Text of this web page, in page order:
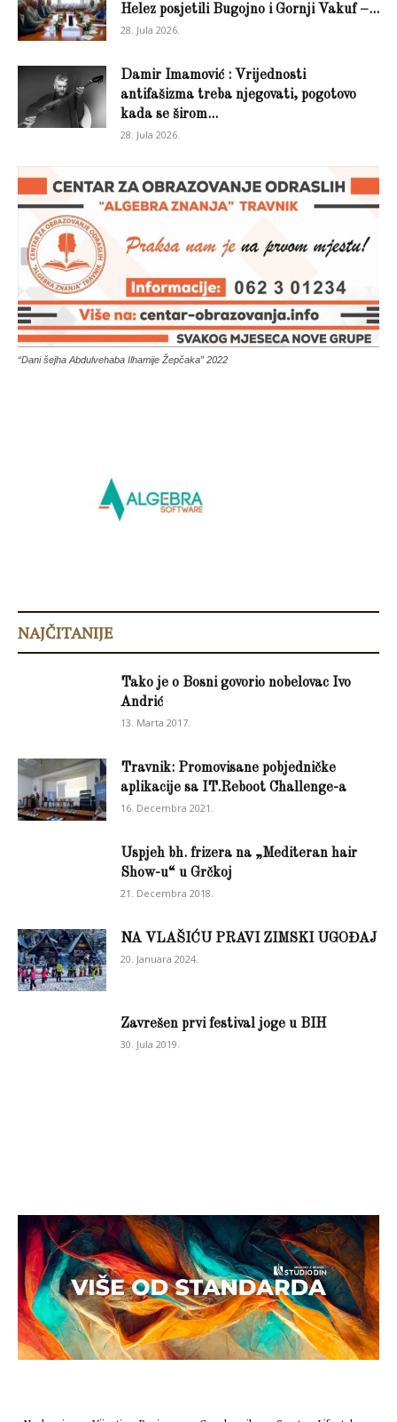
Helez posjetili Bugojno i Gornji Vakuf –...
28. Jula 2026.
Damir Imamović : Vrijednosti
antifašizma treba njegovati, pogotovo
kada se širom...
28. Jula 2026.
“Dani šejha Abdulvehaba Ilhamije Žepčaka” 2022
NAJČITANIJE
Tako je o Bosni govorio nobelovac Ivo
Andrić
13. Marta 2017.
Travnik: Promovisane pobjedničke
aplikacije sa IT.Reboot Challenge-a
16. Decembra 2021.
Uspjeh bh. frizera na „Mediteran hair
Show-u“ u Grčkoj
21. Decembra 2018.
NA VLAŠIĆU PRAVI ZIMSKI UGOĐAJ
20. Januara 2024.
Zavrešen prvi festival joge u BIH
30. Jula 2019.